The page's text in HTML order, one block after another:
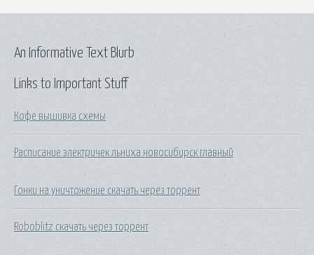
Links to Important Stuff
Кофе вышивка схемы
Расписание электричек льниха новосибирск главный
Гонки на уничтожение скачать через торрент
Roboblitz скачать через торрент
An Informative Text Blurb